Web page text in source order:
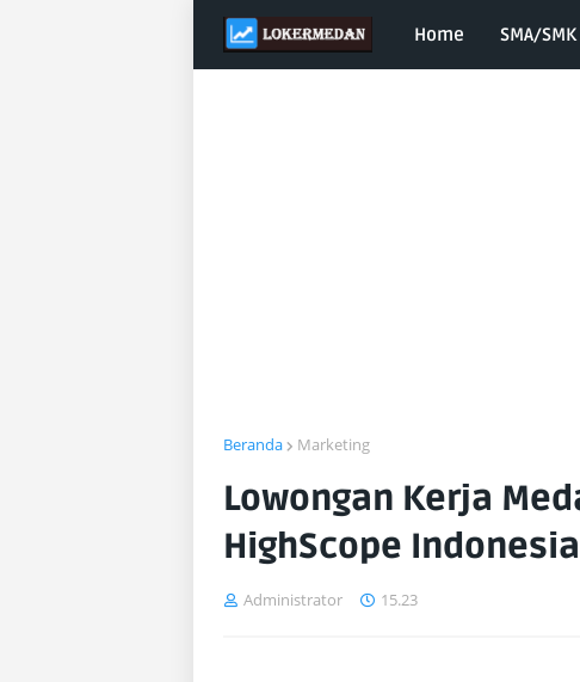
Home SMA/SMK
Beranda Marketing
Lowongan Kerja
HighScope
Administrator 15.23